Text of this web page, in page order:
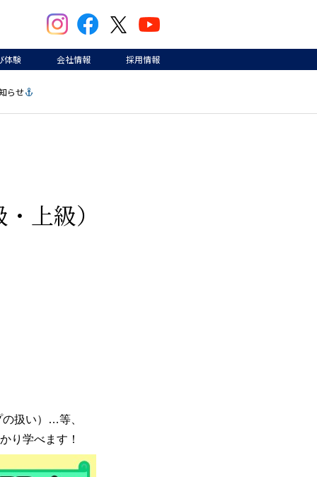
体験 会社情報 採用情報
らせ
上級）
扱い）…等、
り学べます！